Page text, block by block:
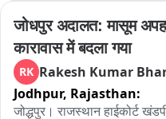
के बाद उसे मार गिराया गया।
आवारा कुत्तों पर नियंत्रण के लिए
जोधपुर अदालत: मासूम
कारावास में बदला गया
RK Rakesh Kumar
Jodhpur, Rajasthan:
जोद्धपुर। राजस्थान हाईकोर्ट